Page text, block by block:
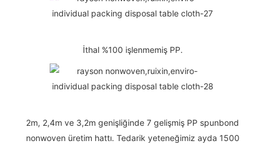
İthal %100 işlenmemiş PP.
2m, 2,4m ve 3,2m genişliğinde 7 gelişmiş PP spunbond
nonwoven üretim hattı. Tedarik yeteneğimiz ayda 1500